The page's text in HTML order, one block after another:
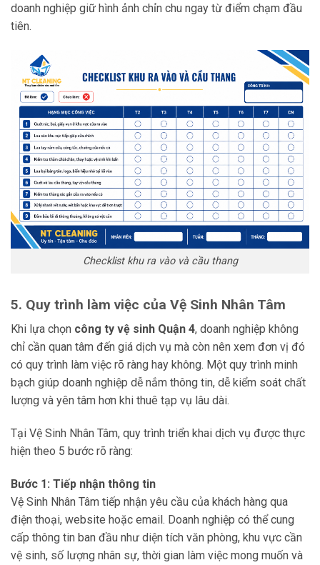
doanh nghiệp giữ hình ảnh chỉn chu ngay từ điểm chạm đầu
tiên.
Checklist khu ra vào và cầu thang
5. Quy trình làm việc của Vệ Sinh Nhân Tâm
Khi lựa chọn công ty vệ sinh Quận 4, doanh nghiệp không
chỉ cần quan tâm đến giá dịch vụ mà còn nên xem đơn vị đó
có quy trình làm việc rõ ràng hay không. Một quy trình minh
bạch giúp doanh nghiệp dễ nắm thông tin, dễ kiểm soát chất
lượng và yên tâm hơn khi thuê tạp vụ lâu dài.
Tại Vệ Sinh Nhân Tâm, quy trình triển khai dịch vụ được thực
hiện theo 5 bước rõ ràng:
Bước 1: Tiếp nhận thông tin
Vệ Sinh Nhân Tâm tiếp nhận yêu cầu của khách hàng qua
điện thoại, website hoặc email. Doanh nghiệp có thể cung
cấp thông tin ban đầu như diện tích văn phòng, khu vực cần
vệ sinh, số lượng nhân sự, thời gian làm việc mong muốn và